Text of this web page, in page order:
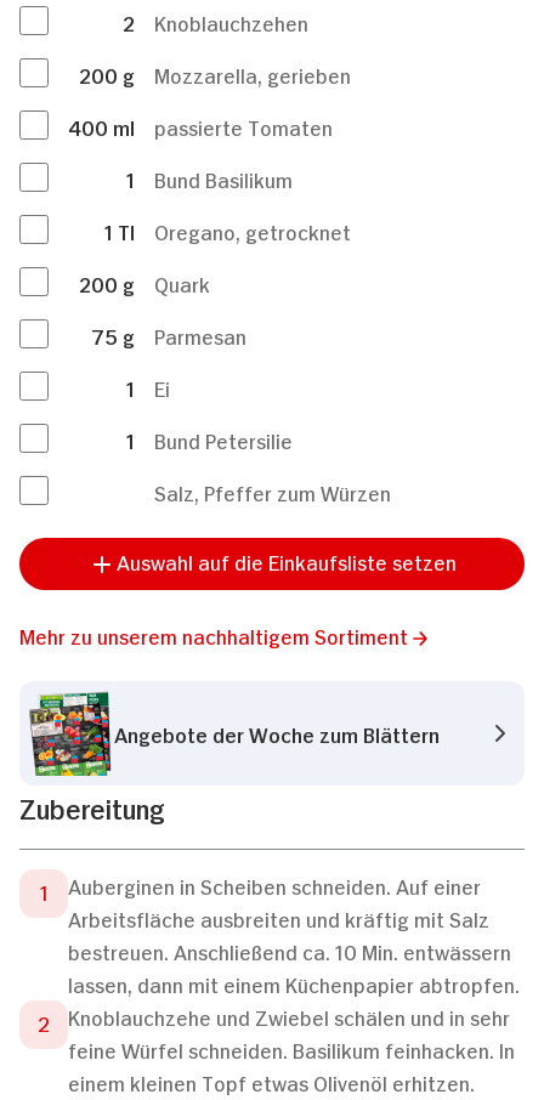
2
Knoblauchzehen
200 g
Mozzarella, gerieben
400 ml
passierte Tomaten
1
Bund Basilikum
1 Tl
Oregano, getrocknet
200 g
Quark
75 g
Parmesan
1
Ei
1
Bund Petersilie
Salz, Pfeffer zum Würzen
Auswahl auf die Einkaufsliste setzen
Mehr zu unserem nachhaltigem Sortiment
Angebote der Woche zum Blättern
Zubereitung
Auberginen in Scheiben schneiden. Auf einer
Arbeitsfläche ausbreiten und kräftig mit Salz
bestreuen. Anschließend ca. 10 Min. entwässern
lassen, dann mit einem Küchenpapier abtropfen.
Knoblauchzehe und Zwiebel schälen und in sehr
feine Würfel schneiden. Basilikum feinhacken. In
einem kleinen Topf etwas Olivenöl erhitzen.